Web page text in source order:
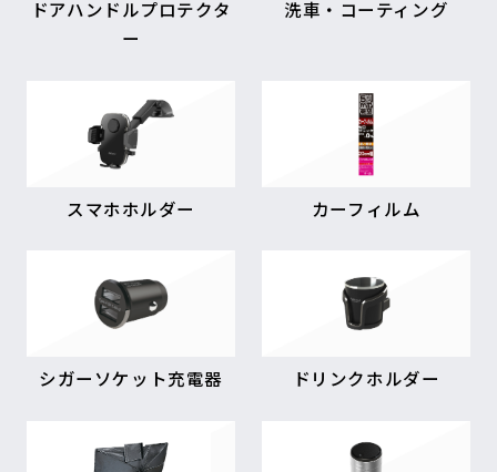
ドアハンドルプロテクタ
ー
洗車・コーティング
スマホホルダー カーフィルム
シガーソケット充電器 ドリンクホルダー